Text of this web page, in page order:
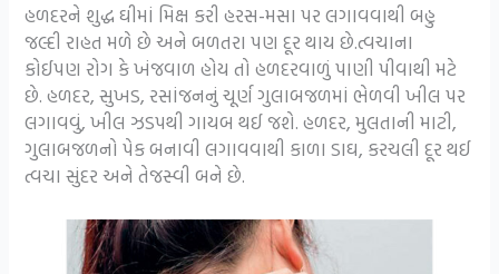
હળદરને શુદ્ધ ઘીમાં મિક્ષ કરી હરસ-મસા પર લગાવવાથી બહુ
જલ્દી રાહત મળે છે અને બળતરા પણ દૂર થાય છે.ત્વચાના
કોઈપણ રોગ કે ખંજવાળ હોય તો હળદરવાળું પાણી પીવાથી મટે
છે. હળદર, સુખડ, રસાંજનનું ચૂર્ણ ગુલાબજળમાં ભેળવી ખીલ પર
લગાવવું, ખીલ ઝડપથી ગાયબ થઈ જશે. હળદર, મુલતાની માટી,
ગુલાબજળનો પેક બનાવી લગાવવાથી કાળા ડાઘ, કરચલી દૂર થઈ
ત્વચા સુંદર અને તેજસ્વી બને છે.